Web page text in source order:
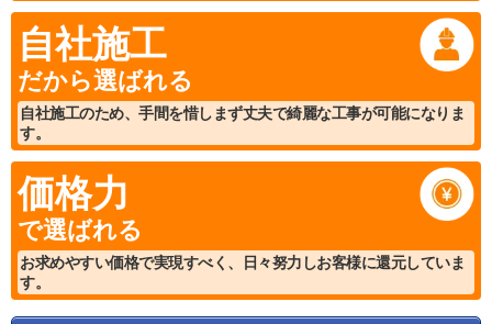
自社施工
だから選ばれる
自社施工のため、手間を惜しまず丈夫で綺麗な工事が可能になりま
す。
価格力
で選ばれる
お求めやすい価格で実現すべく、日々努力しお客様に還元していま
す。